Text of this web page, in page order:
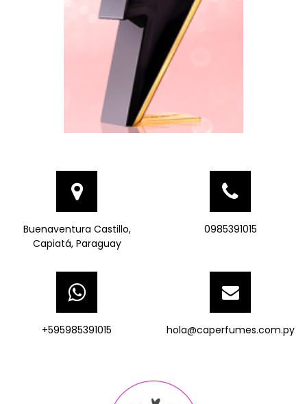
Buenaventura Castillo,
Capiatá, Paraguay
0985391015
+595985391015 hola@caperfumes.com.py